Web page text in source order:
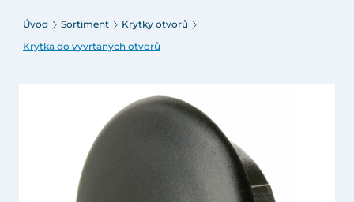
Úvod Sortiment
Krytky otvorů
Krytka do vyvrtaných otvorů